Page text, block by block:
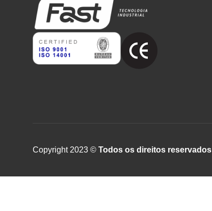
Copyright 2023 © Todos os direitos reservados